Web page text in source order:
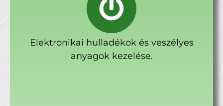
Elektronikai hulladékok és veszélyes
anyagok kezelése.